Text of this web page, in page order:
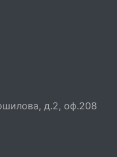
д.2, оф.208